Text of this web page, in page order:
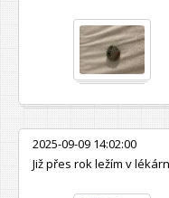
2025-09-09 14:02:00
Již přes rok ležím v